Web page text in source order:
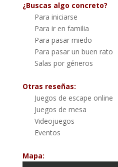
¿Buscas algo concreto?
Para iniciarse
Para ir en familia
Para pasar miedo
Para pasar un buen rato
Salas por géneros
Otras reseñas:
Juegos de escape online
Juegos de mesa
Videojuegos
Eventos
Mapa: